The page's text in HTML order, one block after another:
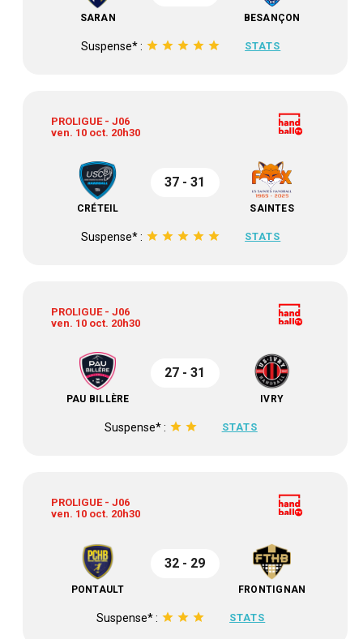
SARAN BESANÇON
Suspense* : star star star star star STATS
PROLIGUE - J06
ven. 10 oct. 20h30
CRÉTEIL
37 - 31
SAINTES
Suspense* : star star star star star STATS
PROLIGUE - J06
ven. 10 oct. 20h30
PAU BILLÈRE
27 - 31
IVRY
Suspense* : star star STATS
PROLIGUE - J06
ven. 10 oct. 20h30
PONTAULT
32 - 29
FRONTIGNAN
Suspense* : star star star STATS